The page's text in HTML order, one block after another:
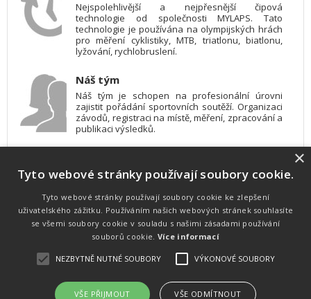
Nejspolehlivější a nejpřesnější čipová
technologie od společnosti MYLAPS. Tato
technologie je používána na olympijských hrách
pro měření cyklistiky, MTB, triatlonu, biatlonu,
lyžování, rychlobruslení.
Náš tým
Náš tým je schopen na profesionální úrovni
zajistit pořádání sportovních soutěží. Organizaci
závodů, registraci na místě, měření, zpracování a
publikaci výsledků.
Pro měření, zpracování a publikaci výsledků
používáme software vyvinutý na zakázku. Lze
online publikovat výsledky komentátorovi na
obrazovky a s nepatrným zpožděním na
webových stránkách.
souhlasu zakázáno.
×
Tyto webové stránky používají soubory cookie.
Tyto webové stránky používají soubory cookie ke zlepšení
uživatelského zážitku. Používáním našich webových stránek souhlasíte
se všemi soubory cookie v souladu s našimi zásadami používání
souborů cookie. Více informací
NEZBYTNĚ NUTNÉ SOUBORY VÝKONOVÉ SOUBORY
VŠE PŘIJMOUT VŠE ODMÍTNOUT